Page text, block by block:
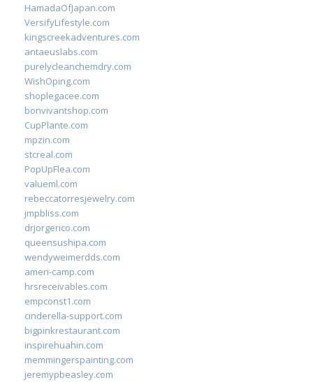
HamadaOfJapan.com
VersifyLifestyle.com
kingscreekadventures.com
antaeuslabs.com
purelycleanchemdry.com
WishOping.com
shoplegacee.com
bonvivantshop.com
CupPlante.com
mpzin.com
stcreal.com
PopUpFlea.com
valueml.com
rebeccatorresjewelry.com
jmpbliss.com
drjorgerico.com
queensushipa.com
wendyweimerdds.com
ameri-camp.com
hrsreceivables.com
empconst1.com
cinderella-support.com
bigpinkrestaurant.com
inspirehuahin.com
memmingerspainting.com
jeremypbeasley.com